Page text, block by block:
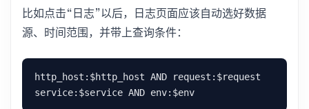
比如点击“日志”以后，日志页面应该自动选好数据
源、时间范围，并带上查询条件：